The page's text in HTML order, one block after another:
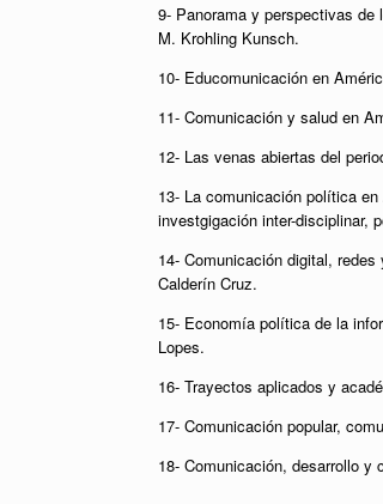
9- Panorama y perspectivas
M. Krohling Kunsch.
10- Educomunicación en
11- Comunicación y salud en
12- Las venas abiertas del
13- La comunicación política
investgigación inter-disciplinar,
14- Comunicación digital,
Calderín Cruz.
15- Economía política de la
Lopes.
16- Trayectos aplicados y
17- Comunicación popular,
18- Comunicación, desarrollo y